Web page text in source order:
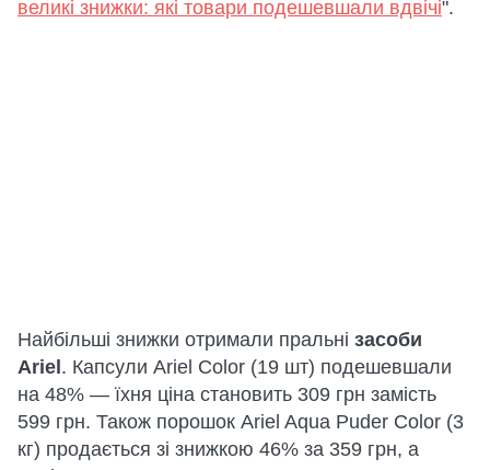
великі знижки: які товари подешевшали вдвічі".
Найбільші знижки отримали пральні засоби
Ariel . Капсули Ariel Color (19 шт) подешевшали
на 48% — їхня ціна становить 309 грн замість
599 грн. Також порошок Ariel Aqua Puder Color (3
кг) продається зі знижкою 46% за 359 грн, а